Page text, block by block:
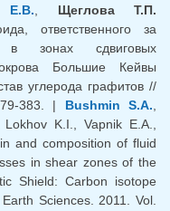
Е.В.
Щеглова Т.П.
ответственного за
в зонах сдвиговых
Большие Кейвы
углерода графитов //
383. | Bushmin S.A.
Lokhov K.I., Vapnik E.A.,
and composition of fluid
in shear zones of the
Shield: Carbon isotope
Sciences. 2011. Vol.